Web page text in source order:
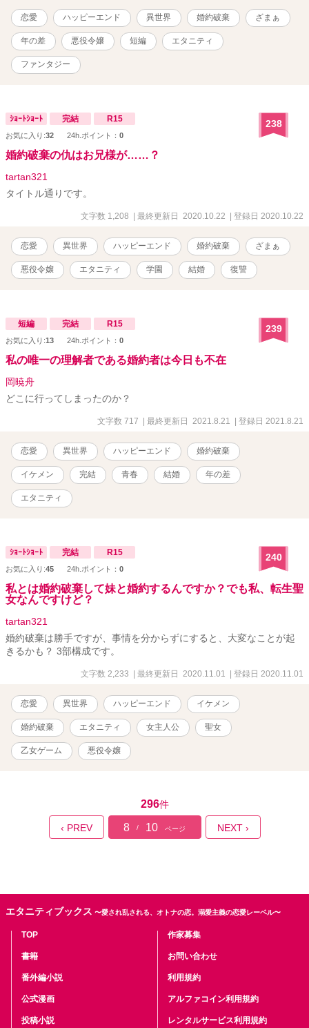
恋愛 ハッピーエンド 異世界 婚約破棄 ざまぁ
年の差 悪役令嬢 短編 エタニティ
ファンタジー
ｼｮｰﾄｼｮｰﾄ 完結 R15
お気に入り:32 24h.ポイント： 0
238
婚約破棄の仇はお兄様が……？
tartan321
タイトル通りです。
文字数 1,208 | 最終更新日 2020.10.22 | 登録日 2020.10.22
恋愛 異世界 ハッピーエンド 婚約破棄 ざまぁ
悪役令嬢 エタニティ 学園 結婚 復讐
短編 完結 R15
お気に入り:13 24h.ポイント： 0
239
私の唯一の理解者である婚約者は今日も不在
岡暁舟
どこに行ってしまったのか？
文字数 717 | 最終更新日 2021.8.21 | 登録日 2021.8.21
恋愛 異世界 ハッピーエンド 婚約破棄
イケメン 完結 青春 結婚 年の差
エタニティ
ｼｮｰﾄｼｮｰﾄ 完結 R15
お気に入り:45 24h.ポイント： 0
240
私とは婚約破棄して妹と婚約するんですか？でも私、転生聖
女なんですけど？
tartan321
婚約破棄は勝手ですが、事情を分からずにすると、大変なことが起
きるかも？ 3部構成です。
文字数 2,233 | 最終更新日 2020.11.01 | 登録日 2020.11.01
恋愛 異世界 ハッピーエンド イケメン
婚約破棄 エタニティ 女主人公 聖女
乙女ゲーム 悪役令嬢
296件
‹ PREV 8 / 10 ページ NEXT ›
エタニティブックス 〜愛され乱される、オトナの恋。溺愛主義の恋愛レーベル〜
TOP
書籍
番外編小説
公式漫画
投稿小説
作家募集
お問い合わせ
利用規約
アルファコイン利用規約
レンタルサービス利用規約